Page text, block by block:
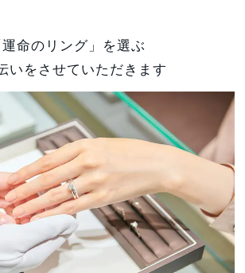
運命のリング」を選ぶ
いをさせていただきます